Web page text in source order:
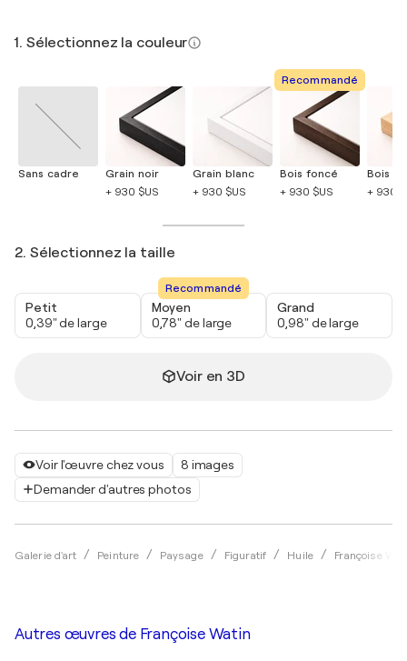
Voir l'œuvre chez vous
8 images
Demander d'autres photos
Galerie d'art Peinture Paysage Figuratif Huile Françoise
1. Sélectionnez la couleur
Sans cadre
Grain noir
+ 930 $US
Grain blanc
+ 930 $US
Recommandé
Bois foncé
+ 930 $US
Bois
+ 930
2. Sélectionnez la taille
Petit
0,39" de large
Recommandé
Moyen
0,78" de large
Grand
0,98" de large
Voir en 3D
Autres œuvres de Françoise Watin